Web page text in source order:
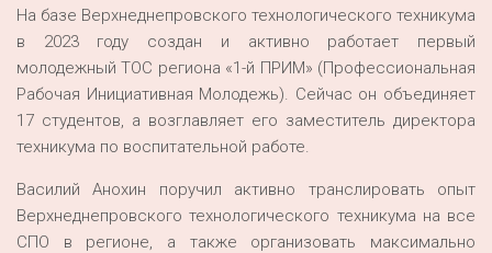
На базе Верхнеднепровского технологического техникума
в 2023 году создан и активно работает первый
молодежный ТОС региона «1-й ПРИМ» (Профессиональная
Рабочая Инициативная Молодежь). Сейчас он объединяет
17 студентов, а возглавляет его заместитель директора
техникума по воспитательной работе.
Василий Анохин поручил активно транслировать опыт
Верхнеднепровского технологического техникума на все
СПО в регионе, а также организовать максимально